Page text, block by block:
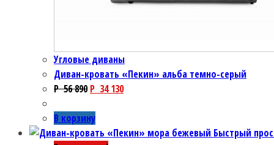
Угловые диваны
Диван-кровать «Пекин» альба темно-серый
P56 890 P 34 130
В корзину
Быстрый